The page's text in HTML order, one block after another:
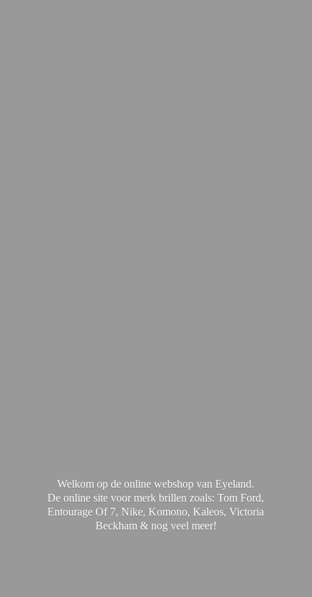
Welkom op de online webshop van Eyeland.
De online site voor merk brillen zoals: Tom Ford,
Entourage Of 7, Nike, Komono, Kaleos, Victoria
Beckham & nog veel meer!